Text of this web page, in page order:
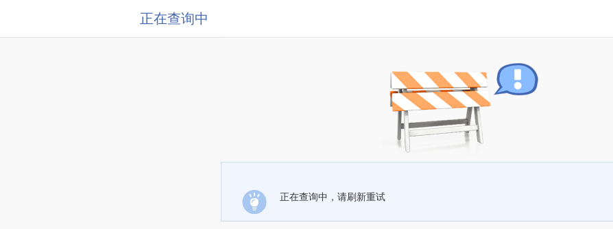
正在查询中
正在查询中，请刷新重试